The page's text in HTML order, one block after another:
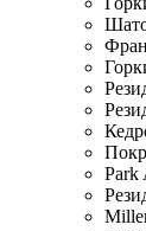
Park